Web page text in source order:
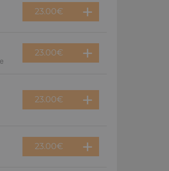
23.00€
23.00€
23.00€
23.00€